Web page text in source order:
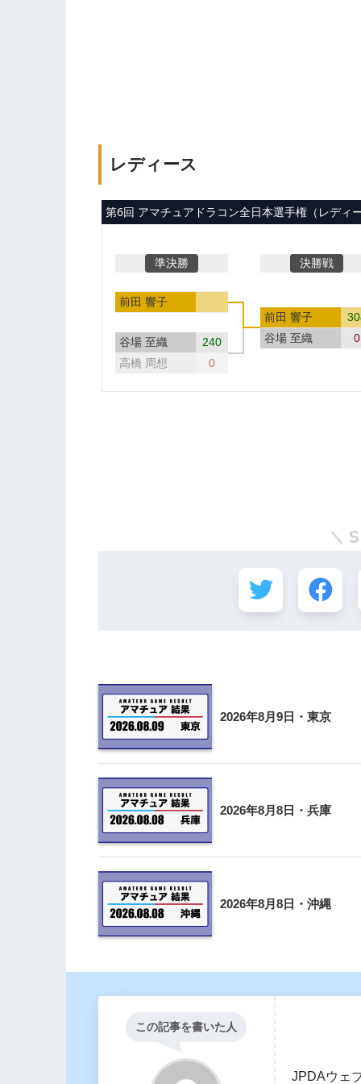
レディース
2026年8月9日・東京
2026年8月8日・兵庫
2026年8月8日・沖縄
この記事を書いた人
JPDAウェ